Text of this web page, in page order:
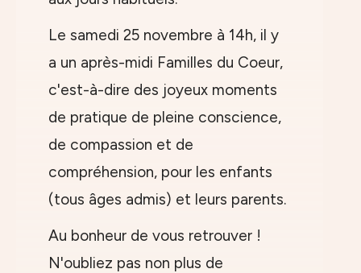
Le samedi 25 novembre à 14h, il y
a un après-midi Familles du Coeur,
c'est-à-dire des joyeux moments
de pratique de pleine conscience,
de compassion et de
compréhension, pour les enfants
(tous âges admis) et leurs parents.
Au bonheur de vous retrouver !
N'oubliez pas non plus de